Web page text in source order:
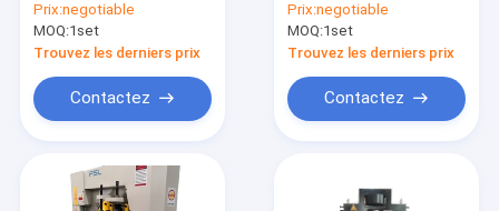
120 Ton Ironworker
Multi Functions
Hydraulic
Prix:negotiable
MOQ:1set
Trouvez les derniers prix
Contactez
numérique par
ordinateur de trou
d'angle multi de
poinçonneuse
Prix:negotiable
MOQ:1set
Trouvez les derniers prix
Contactez